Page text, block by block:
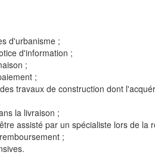
d'urbanisme ;
d'information ;
;
;
travaux de construction dont
la livraison ;
assisté par un spécialiste lors de la
;